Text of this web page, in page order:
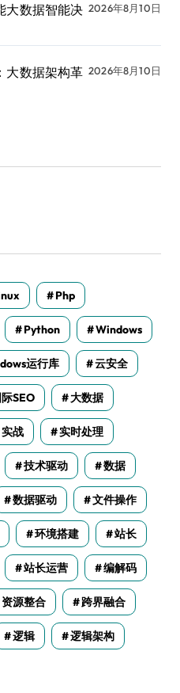
大数据智能决 2026年8月10日
大数据架构革 2026年8月10日
Php
Python Windows
运行库 云安全
SEO 大数据
实战 实时处理
技术驱动 数据
数据驱动 文件操作
环境搭建 站长
站长运营 编解码
资源整合 跨界融合
逻辑 逻辑架构